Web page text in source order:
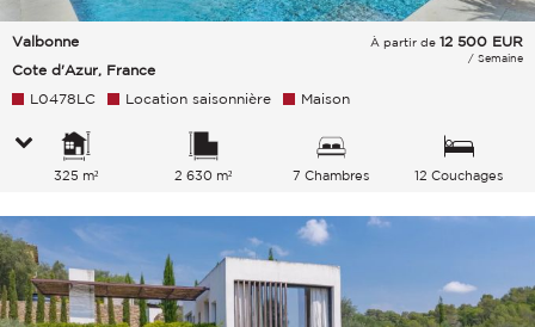
Valbonne
Cote d'Azur, France
À partir de 12 500 EUR
/ Semaine
L0478LC Location saisonnière Maison
325 m² 2 630 m² 7 Chambres 12 Couchages